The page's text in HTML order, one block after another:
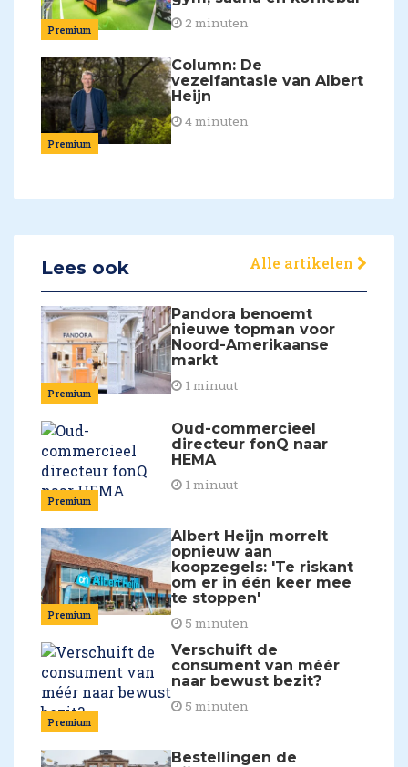
Premium 2 minuten
Premium
Column: De
vezelfantasie van Albert
Heijn
4 minuten
Lees ook Alle artikelen
Premium
Pandora benoemt
nieuwe topman voor
Noord-Amerikaanse
markt
1 minuut
Premium
Oud-commercieel
directeur fonQ naar
HEMA
1 minuut
Premium
Albert Heijn morrelt
opnieuw aan
koopzegels: 'Te riskant
om er in één keer mee
te stoppen'
5 minuten
Premium
Verschuift de
consument van méér
naar bewust bezit?
5 minuten
Bestellingen de